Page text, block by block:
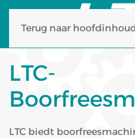
Terug naar
LTC-
LTC biedt